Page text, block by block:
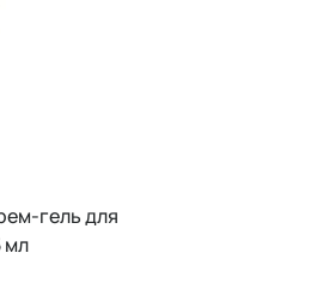
гель для
мл